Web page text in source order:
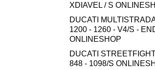
XDIAVEL / S
DUCATI
1200 - 1260 - V4/S -
ONLINESHOP
DUCATI
848 - 1098/S